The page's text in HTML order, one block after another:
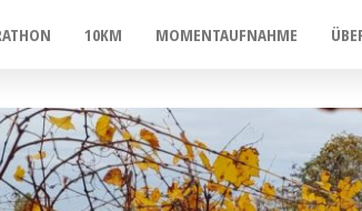
10KM MOMENTAUFNAHME